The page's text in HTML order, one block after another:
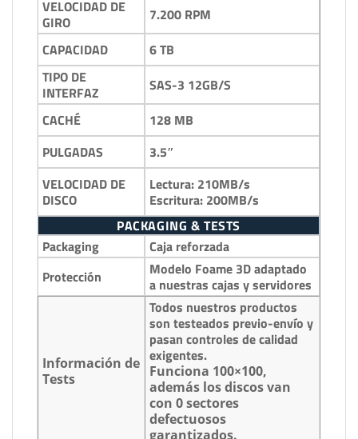
VELOCIDAD DE
GIRO
7.200 RPM
CAPACIDAD
6 TB
TIPO DE
INTERFAZ
SAS-3 12GB/S
CACHÉ
128 MB
PULGADAS
3.5″
VELOCIDAD DE
DISCO
Lectura: 210MB/s
Escritura: 200MB/s
PACKAGING & TESTS
Packaging
Caja reforzada
Protección
Modelo Foame 3D adaptado
a nuestras cajas y servidores
Información de
Tests
Todos nuestros productos
son testeados previo-envío y
pasan controles de calidad
exigentes.
Funciona 100×100,
además los discos van
con 0 sectores
defectuosos
garantizados.